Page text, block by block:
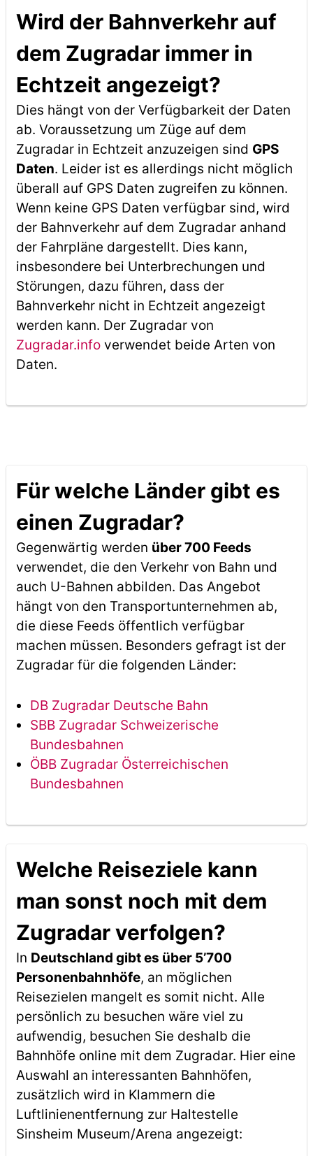
Wird der Bahnverkehr auf
dem Zugradar immer in
Echtzeit angezeigt?
Dies hängt von der Verfügbarkeit der Daten
ab. Voraussetzung um Züge auf dem
Zugradar in Echtzeit anzuzeigen sind GPS
Daten. Leider ist es allerdings nicht möglich
überall auf GPS Daten zugreifen zu können.
Wenn keine GPS Daten verfügbar sind, wird
der Bahnverkehr auf dem Zugradar anhand
der Fahrpläne dargestellt. Dies kann,
insbesondere bei Unterbrechungen und
Störungen, dazu führen, dass der
Bahnverkehr nicht in Echtzeit angezeigt
werden kann. Der Zugradar von
Zugradar.infoverwendet beide Arten von
Daten.
Für welche Länder gibt es
einen Zugradar?
Gegenwärtig werden über 700 Feeds
verwendet, die den Verkehr von Bahn und
auch U-Bahnen abbilden. Das Angebot
hängt von den Transportunternehmen ab,
die diese Feeds öffentlich verfügbar
machen müssen. Besonders gefragt ist der
Zugradar für die folgenden Länder:
DB Zugradar Deutsche Bahn
SBB Zugradar Schweizerische
Bundesbahnen
ÖBB Zugradar Österreichischen
Bundesbahnen
Welche Reiseziele kann
man sonst noch mit dem
Zugradar verfolgen?
In Deutschland gibt es über 5’700
Personenbahnhöfe, an möglichen
Reisezielen mangelt es somit nicht. Alle
persönlich zu besuchen wäre viel zu
aufwendig, besuchen Sie deshalb die
Bahnhöfe online mit dem Zugradar. Hier eine
Auswahl an interessanten Bahnhöfen,
zusätzlich wird in Klammern die
Luftlinienentfernung zur Haltestelle
Sinsheim Museum/Arena angezeigt: